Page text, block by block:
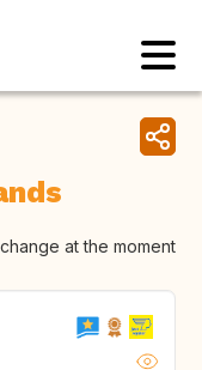
at the moment